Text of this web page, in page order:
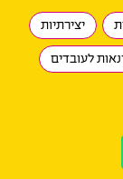
יצירתיות
לעובדים